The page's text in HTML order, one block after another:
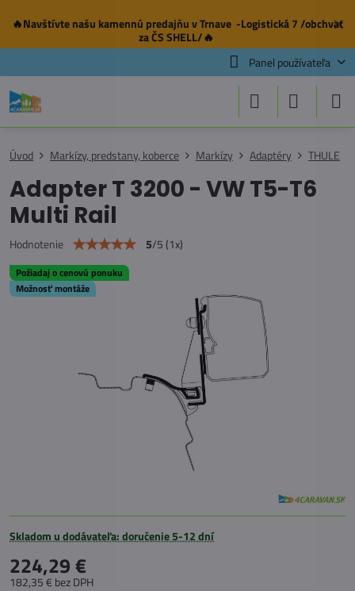
✕
🔥Navštívte našu kamennú predajňuv Trnave -Logistická 7 /obchvat
za ČS SHELL/🔥
Panel používateľa
Požiadaj o cenovú ponuku
Možnosť montáže
Úvod Markízy, predstany, koberce Markízy Adaptéry THULE
Adapter T 3200 - VW T5-T6
Multi Rail
Hodnotenie 5/5(1x)
Skladom u dodávateľa: doručenie 5-12 dní
224,29 €
182,35 € bez DPH